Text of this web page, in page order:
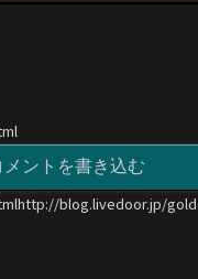
メントを書き込む
blog.livedoor.jp/